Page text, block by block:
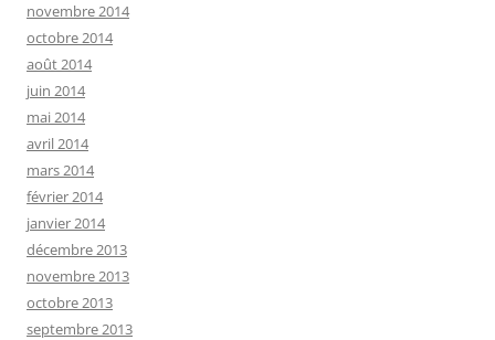
novembre 2014
octobre 2014
août 2014
juin 2014
mai 2014
avril 2014
mars 2014
février 2014
janvier 2014
décembre 2013
novembre 2013
octobre 2013
septembre 2013